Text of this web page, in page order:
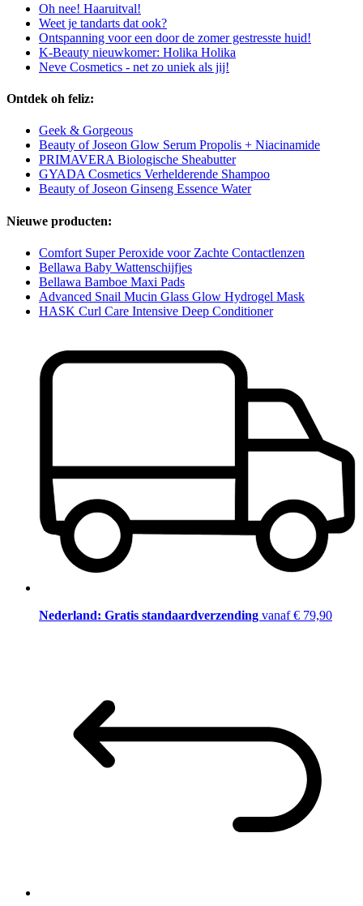
Oh nee! Haaruitval!
Weet je tandarts dat ook?
Ontspanning voor een door de zomer gestresste huid!
K-Beauty nieuwkomer: Holika Holika
Neve Cosmetics - net zo uniek als jij!
Ontdek oh feliz:
Geek & Gorgeous
Beauty of Joseon Glow Serum Propolis + Niacinamide
PRIMAVERA Biologische Sheabutter
GYADA Cosmetics Verhelderende Shampoo
Beauty of Joseon Ginseng Essence Water
Nieuwe producten:
Comfort Super Peroxide voor Zachte Contactlenzen
Bellawa Baby Wattenschijfjes
Bellawa Bamboe Maxi Pads
Advanced Snail Mucin Glass Glow Hydrogel Mask
HASK Curl Care Intensive Deep Conditioner
Nederland: Gratis standaardverzending vanaf € 79,90